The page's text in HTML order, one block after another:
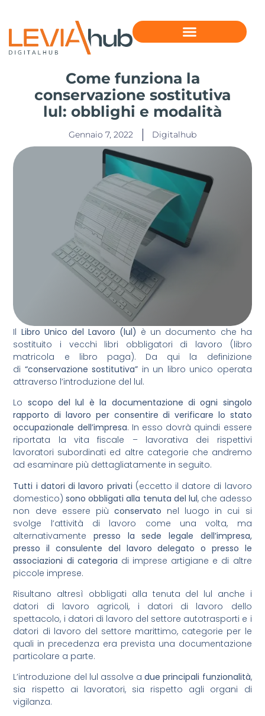
Come funziona la
conservazione sostitutiva
lul: obblighi e modalità
Gennaio 7, 2022 Digitalhub
Il Libro Unico del Lavoro (lul) è un documento che ha
sostituito i vecchi libri obbligatori di lavoro (libro
matricola e libro paga). Da qui la definizione
di “conservazione sostitutiva” in un libro unico operata
attraverso l’introduzione del lul.
Lo scopo del lul è la documentazione di ogni singolo
rapporto di lavoro per consentire di verificare lo stato
occupazionale dell’impresa. In esso dovrà quindi essere
riportata la vita fiscale – lavorativa dei rispettivi
lavoratori subordinati ed altre categorie che andremo
ad esaminare più dettagliatamente in seguito.
Tutti i datori di lavoro privati (eccetto il datore di lavoro
domestico)sono obbligati alla tenuta del lul, che adesso
non deve essere più conservato nel luogo in cui si
svolge l’attività di lavoro come una volta, ma
alternativamente presso la sede legale dell’impresa,
presso il consulente del lavoro delegato o presso le
associazioni di categoria di imprese artigiane e di altre
piccole imprese.
Risultano altresì obbligati alla tenuta del lul anche i
datori di lavoro agricoli, i datori di lavoro dello
spettacolo, i datori di lavoro del settore autotrasporti e i
datori di lavoro del settore marittimo, categorie per le
quali in precedenza era prevista una documentazione
particolare a parte.
L’introduzione del lul assolve adue principali funzionalità,
sia rispetto ai lavoratori, sia rispetto agli organi di
vigilanza.